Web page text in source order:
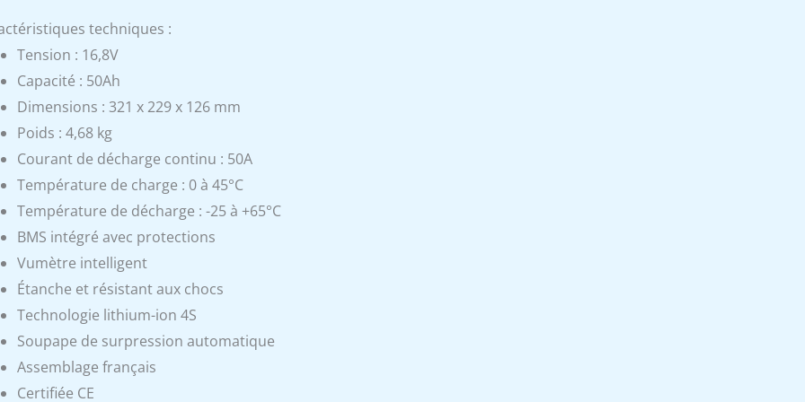
techniques :
Tension : 16,8V
Capacité : 50Ah
Dimensions : 321 x 229 x 126 mm
Poids : 4,68 kg
Courant de décharge continu : 50A
Température de charge : 0 à 45°C
Température de décharge : -25 à +65°C
BMS intégré avec protections
Vumètre intelligent
Étanche et résistant aux chocs
Technologie lithium-ion 4S
Soupape de surpression automatique
Assemblage français
Certifiée CE